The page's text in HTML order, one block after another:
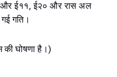
और ई११, ई२० और रास अल
गति।
घोषणा है।)